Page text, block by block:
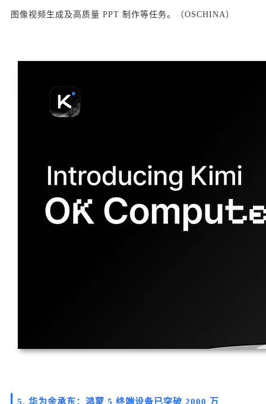
图像视频生成及高质量 PPT 制作等任务。（OSCHINA）
5. 华为余承东：鸿蒙 5 终端设备已突破 2000 万